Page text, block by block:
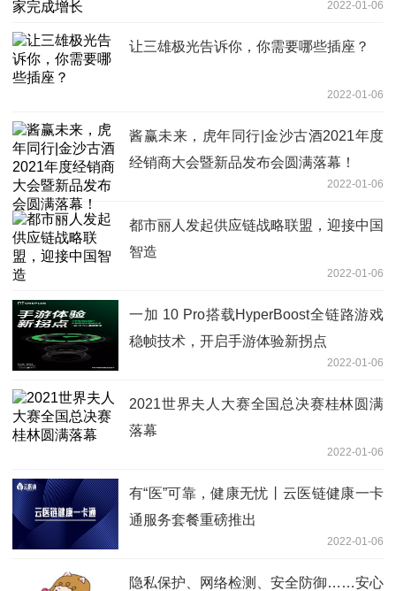
2022-01-06
让三雄极光告诉你，你需要哪些插座？
2022-01-06
酱赢未来，虎年同行|金沙古酒2021年度
经销商大会暨新品发布会圆满落幕！
2022-01-06
都市丽人发起供应链战略联盟，迎接中国
智造
2022-01-06
一加 10 Pro搭载HyperBoost全链路游戏
稳帧技术，开启手游体验新拐点
2022-01-06
2021世界夫人大赛全国总决赛桂林圆满
落幕
2022-01-06
有“医”可靠，健康无忧丨云医链健康一卡
通服务套餐重磅推出
2022-01-06
隐私保护、网络检测、安全防御……安心